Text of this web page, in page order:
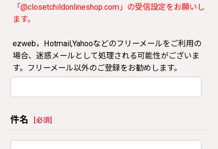
「@closetchildonlineshop.com」の受信設定をお願いし
ます。
ezweb，Hotmail,Yahooなどのフリーメールをご利用の
場合、迷惑メールとして処理される可能性がございま
す。フリーメール以外のご登録をお勧めします。
件名 必須